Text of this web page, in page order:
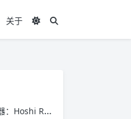
关于
日语沉浸式阅读神器：Hoshi Reader Android 与 Chimahon